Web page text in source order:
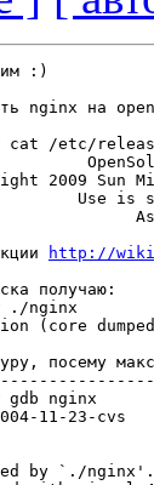
:)
nginx на
cat /etc/
2009 Sun
Use is
http://
получаю:
./nginx
(core
посему
nginx
11-23-cvs
by `./nginx'.